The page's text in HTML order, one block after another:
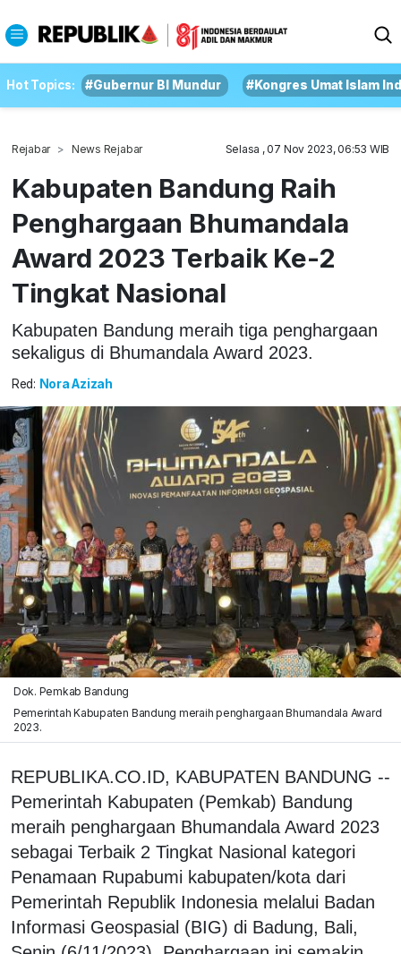
Hot Topics: #Gubernur BI Mundur #Kongres Umat Islam
Rejabar News Rejabar Selasa , 07 Nov 2023, 06:53 WIB
Kabupaten Bandung Raih
Penghargaan Bhumandala
Award 2023 Terbaik Ke-2
Tingkat Nasional
Kabupaten Bandung meraih tiga penghargaan
sekaligus di Bhumandala Award 2023.
Red: Nora Azizah
Dok. Pemkab Bandung
Pemerintah Kabupaten Bandung meraih penghargaan Bhumandala Award
2023.
REPUBLIKA.CO.ID, KABUPATEN BANDUNG --
Pemerintah Kabupaten (Pemkab) Bandung
meraih penghargaan Bhumandala Award 2023
sebagai Terbaik 2 Tingkat Nasional kategori
Penamaan Rupabumi kabupaten/kota dari
Pemerintah Republik Indonesia melalui Badan
Informasi Geospasial (BIG) di Badung, Bali,